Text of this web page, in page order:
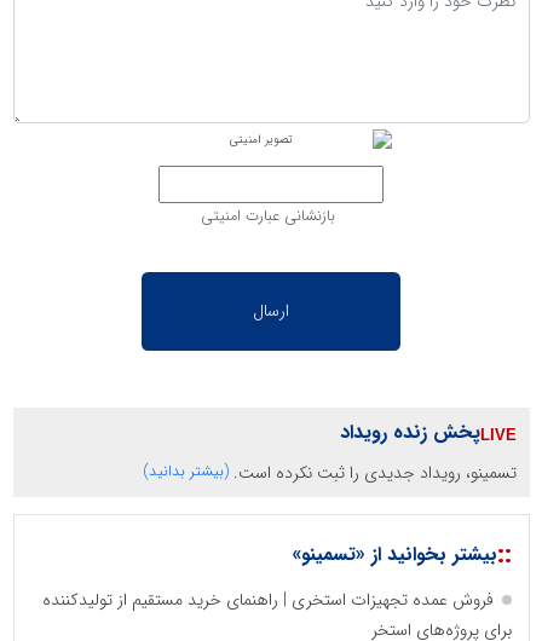
بازنشانی عبارت امنیتی
پخش زنده رویداد
تسمینو، رویداد جدیدی را ثبت نکرده است. (بیشتر بدانید)
::بیشتر بخوانید از «تسمینو»
فروش عمده تجهیزات استخری | راهنمای خرید مستقیم از تولیدکننده
برای پروژه‌های استخر